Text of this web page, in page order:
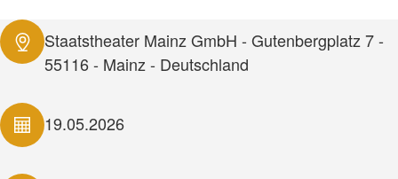
Staatstheater Mainz GmbH - Gutenbergplatz 7 -
55116 - Mainz - Deutschland
19.05.2026